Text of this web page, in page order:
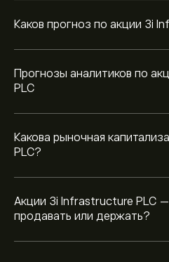
Каков прогноз по акции 3i
Прогнозы аналитиков по
PLC
Какова рыночная
PLC?
Акции 3i Infrastructure PLC
продавать или держать?